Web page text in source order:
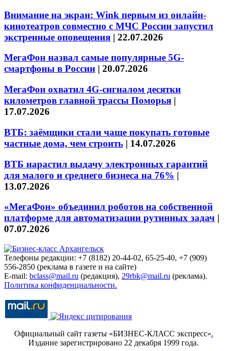
Внимание на экран: Wink первым из онлайн-
кинотеатров совместно с МЧС России запустил
экстренные оповещения | 22.07.2026
МегаФон назвал самые популярные 5G-
смартфоны в России | 20.07.2026
МегаФон охватил 4G-сигналом десятки
километров главной трассы Поморья |
17.07.2026
ВТБ: заёмщики стали чаще покупать готовые
частные дома, чем строить | 14.07.2026
ВТБ нарастил выдачу электронных гарантий
для малого и среднего бизнеса на 76% |
13.07.2026
«МегаФон» объединил роботов на собственной
платформе для автоматизации рутинных задач |
07.07.2026
Телефоны редакции: +7 (8182) 20-44-02, 65-25-40, +7 (909)
556-2850 (реклама в газете и на сайте)
E-mail: bclass@mail.ru (редакция), 29rbk@mail.ru (реклама).
Политика конфиденциальности.
Официальный сайт газеты «БИЗНЕС-КЛАСС экспресс».
Издание зарегистрировано 22 декабря 1999 года.